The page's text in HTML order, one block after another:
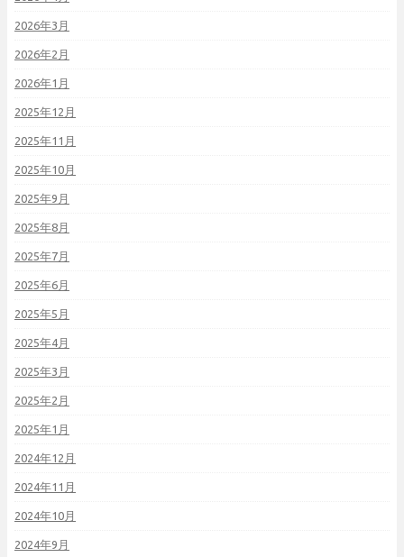
2026年3月
2026年2月
2026年1月
2025年12月
2025年11月
2025年10月
2025年9月
2025年8月
2025年7月
2025年6月
2025年5月
2025年4月
2025年3月
2025年2月
2025年1月
2024年12月
2024年11月
2024年10月
2024年9月